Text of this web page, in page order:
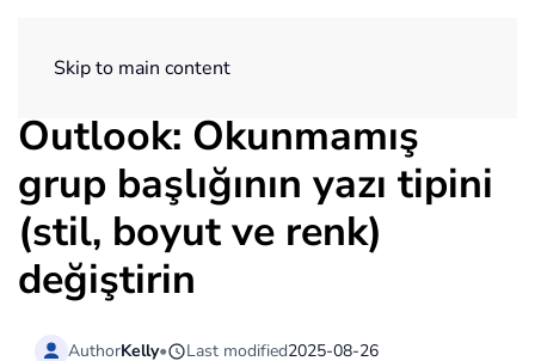
Skip to main content
Outlook: Okunmamış
grup başlığının yazı tipini
(stil, boyut ve renk)
değiştirin
AuthorKelly• Last modified2025-08-26